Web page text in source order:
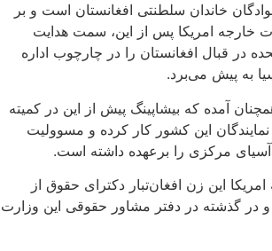
ساله از نوادگان خاندان سلطنتی افغانستان است و بر
خارجه امریکا پس از این، سمت هدایت
در قبال افغانستان را در چارچوب اداره
به پیش می‌برد.
آمده که بیشاپینگ پیش از این در کمیته
این کشور کار کرده و مسوولیت
مرکزی را برعهده داشته است.
این زن افغان‌تبار دکترای حقوق از
و در گذشته در دفتر مشاور حقوقی این وزارت